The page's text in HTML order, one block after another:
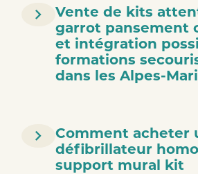
Vente de kits
garrot pansement
et intégration
formations
dans les Alpes-
Comment acheter
défibrillateur
support mural kit